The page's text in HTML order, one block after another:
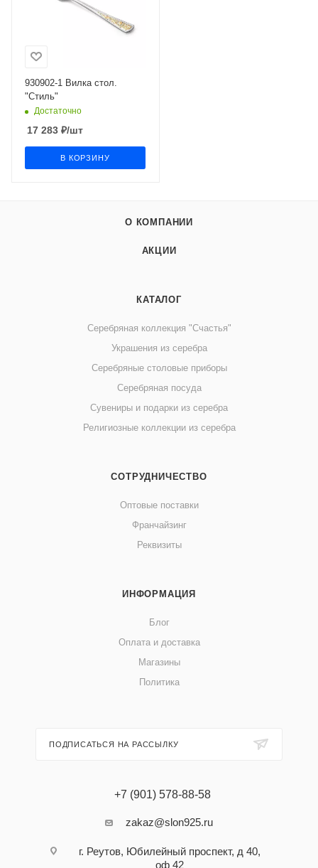
930902-1 Вилка стол.
"Стиль"
Достаточно
17 283 ₽/шт
В КОРЗИНУ
О КОМПАНИИ
АКЦИИ
КАТАЛОГ
Серебряная коллекция "Счастья"
Украшения из серебра
Серебряные столовые приборы
Серебряная посуда
Сувениры и подарки из серебра
Религиозные коллекции из серебра
СОТРУДНИЧЕСТВО
Оптовые поставки
Франчайзинг
Реквизиты
ИНФОРМАЦИЯ
Блог
Оплата и доставка
Магазины
Политика
ПОДПИСАТЬСЯ НА РАССЫЛКУ
+7 (901) 578-88-58
zakaz@slon925.ru
г. Реутов, Юбилейный проспект, д 40,
оф 42